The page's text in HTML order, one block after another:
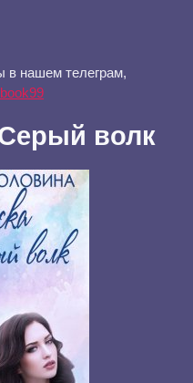
в нашем телеграм,
волк